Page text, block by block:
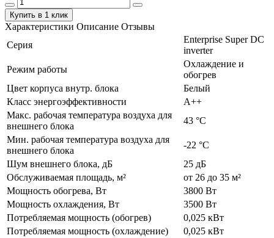
Купить в 1 клик
Характеристики Описание Отзывы
Серия
Enterprise Super DC
inverter
Режим работы
Охлаждение и
обогрев
Цвет корпуса внутр. блока
Белый
Класс энергоэффективности
А++
Макс. рабочая температура воздуха для
внешнего блока
43 °С
Мин. рабочая температура воздуха для
внешнего блока
-22 °С
Шум внешнего блока, дБ
25 дБ
Обслуживаемая площадь, м²
от 26 до 35 м²
Мощность обогрева, Вт
3800 Вт
Мощность охлаждения, Вт
3500 Вт
Потребляемая мощность (обогрев)
0,025 кВт
Потребляемая мощность (охлаждение)
0,025 кВт